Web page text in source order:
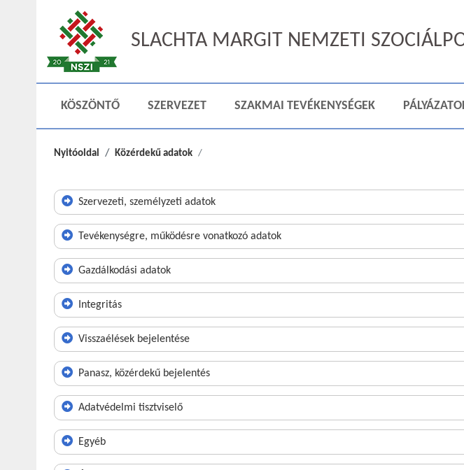
SLACHTA MARGIT NEMZETI
KÖSZÖNTŐ SZERVEZET SZAKMAI TEVÉKENYSÉGEK
Nyitóoldal Közérdekű adatok
Szervezeti, személyzeti adatok
Tevékenységre, működésre vonatkozó adatok
Gazdálkodási adatok
Integritás
Visszaélések bejelentése
Panasz, közérdekű bejelentés
Adatvédelmi tisztviselő
Egyéb